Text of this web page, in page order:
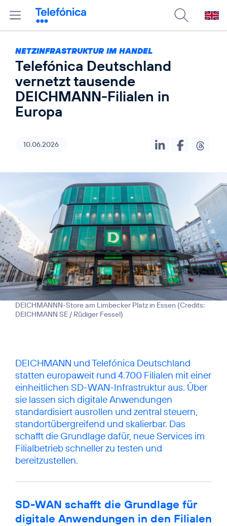
NETZINFRASTRUKTUR IM HANDEL
Telefónica Deutschland
vernetzt tausende
DEICHMANN-Filialen in
Europa
10.06.2026
DEICHMANNN-Store am Limbecker Platz in Essen (Credits:
DEICHMANN SE / Rüdiger Fessel)
DEICHMANN und Telefónica Deutschland
statten europaweit rund 4.700 Filialen mit einer
einheitlichen SD-WAN-Infrastruktur aus. Über
sie lassen sich digitale Anwendungen
standardisiert ausrollen und zentral steuern,
standortübergreifend und skalierbar. Das
schafft die Grundlage dafür, neue Services im
Filialbetrieb schneller zu testen und
bereitzustellen.
SD-WAN schafft die Grundlage für
digitale Anwendungen in den Filialen